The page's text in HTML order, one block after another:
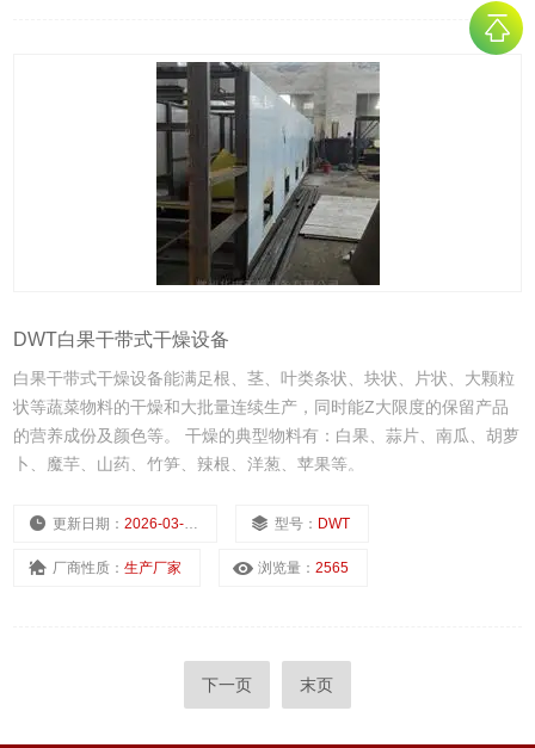
DWT白果干带式干燥设备
白果干带式干燥设备能满足根、茎、叶类条状、块状、片状、大颗粒
状等蔬菜物料的干燥和大批量连续生产，同时能Z大限度的保留产品
的营养成份及颜色等。 干燥的典型物料有：白果、蒜片、南瓜、胡萝
卜、魔芋、山药、竹笋、辣根、洋葱、苹果等。
更新日期：2026-03-04 型号： DWT
厂商性质：生产厂家 浏览量：2565
下一页 末页